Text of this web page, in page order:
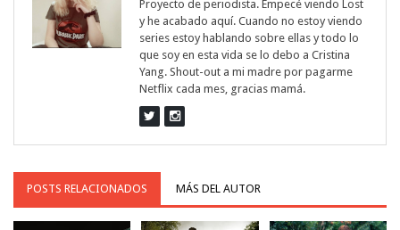
Proyecto de periodista. Empecé viendo Lost
y he acabado aquí. Cuando no estoy viendo
series estoy hablando sobre ellas y todo lo
que soy en esta vida se lo debo a Cristina
Yang. Shout-out a mi madre por pagarme
Netflix cada mes, gracias mamá.
POSTS RELACIONADOS MÁS DEL AUTOR